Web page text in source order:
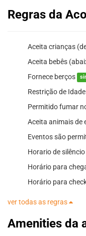
Regras da
Aceita crianças
Aceita bebês
Fornece berços
Restrição de
Permitido fumar
Aceita animais de
Eventos são
Horario de silêncio
Horário para
Horário para
ver todas as regras
Amenities da